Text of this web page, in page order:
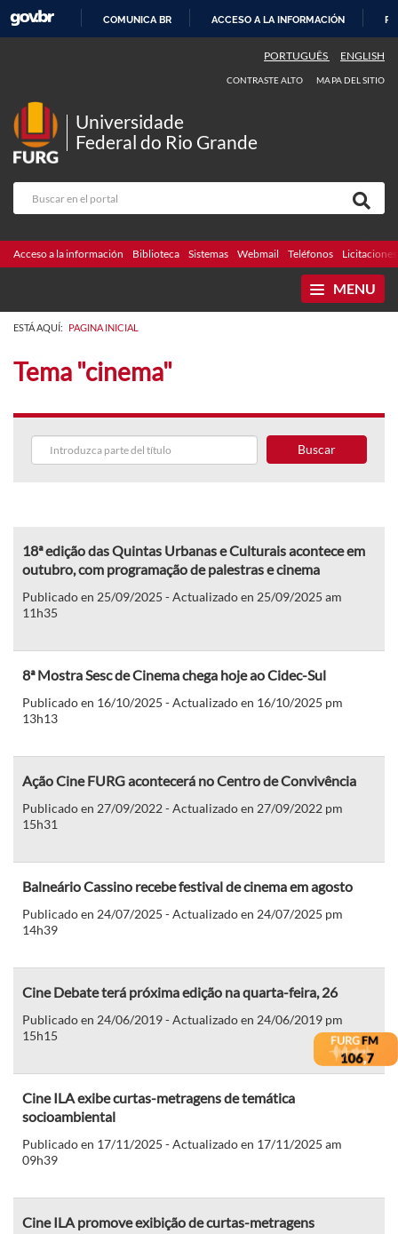
CONTENIDO
COMUNICA BR ACCESO A LA INFORMACIÓN
PORTUGUÊS ENGLISH
CONTRASTE ALTO MAPA DEL SITIO
Universidade
Federal do Rio Grande
Acceso a la información Biblioteca Sistemas Webmail Teléfonos Licitaciones
MENU
ESTÁ AQUÍ: PAGINA INICIAL
Tema "cinema"
Buscar
18ª edição das Quintas Urbanas e Culturais acontece em
outubro, com programação de palestras e cinema
Publicado en 25/09/2025 - Actualizado en 25/09/2025 am
11h35
8ª Mostra Sesc de Cinema chega hoje ao Cidec-Sul
Publicado en 16/10/2025 - Actualizado en 16/10/2025 pm
13h13
Ação Cine FURG acontecerá no Centro de Convivência
Publicado en 27/09/2022 - Actualizado en 27/09/2022 pm
15h31
Balneário Cassino recebe festival de cinema em agosto
Publicado en 24/07/2025 - Actualizado en 24/07/2025 pm
14h39
Cine Debate terá próxima edição na quarta-feira, 26
Publicado en 24/06/2019 - Actualizado en 24/06/2019 pm
15h15
Cine ILA exibe curtas-metragens de temática
socioambiental
Publicado en 17/11/2025 - Actualizado en 17/11/2025 am
09h39
Cine ILA promove exibição de curtas-metragens